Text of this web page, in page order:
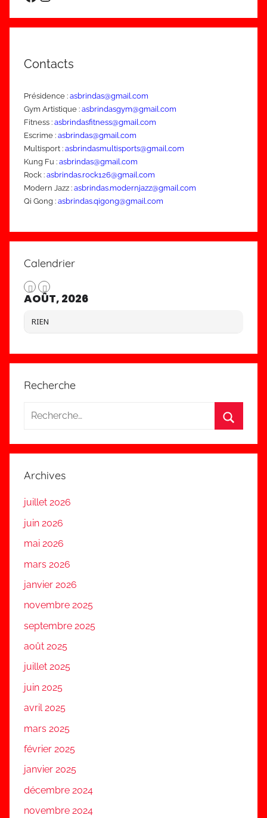
Contacts
Présidence : asbrindas@gmail.com
Gym Artistique : asbrindasgym@gmail.com
Fitness : asbrindasfitness@gmail.com
Escrime : asbrindas@gmail.com
Multisport : asbrindasmultisports@gmail.com
Kung Fu : asbrindas@gmail.com
Rock : asbrindas.rock126@gmail.com
Modern Jazz : asbrindas.modernjazz@gmail.com
Qi Gong : asbrindas.qigong@gmail.com
Calendrier
AOÛT, 2026
RIEN
Recherche
Recherche
:
Archives
juillet 2026
juin 2026
mai 2026
mars 2026
janvier 2026
novembre 2025
septembre 2025
août 2025
juillet 2025
juin 2025
avril 2025
mars 2025
février 2025
janvier 2025
décembre 2024
novembre 2024